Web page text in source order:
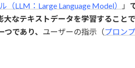
（LLM：Large Language Model） 」
なテキストデータを学習すること
であり、 ユーザーの指示（プロン